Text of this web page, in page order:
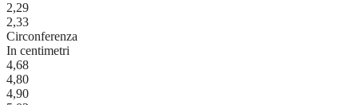
2,29
2,33
Circonferenza
In centimetri
4,68
4,80
4,90